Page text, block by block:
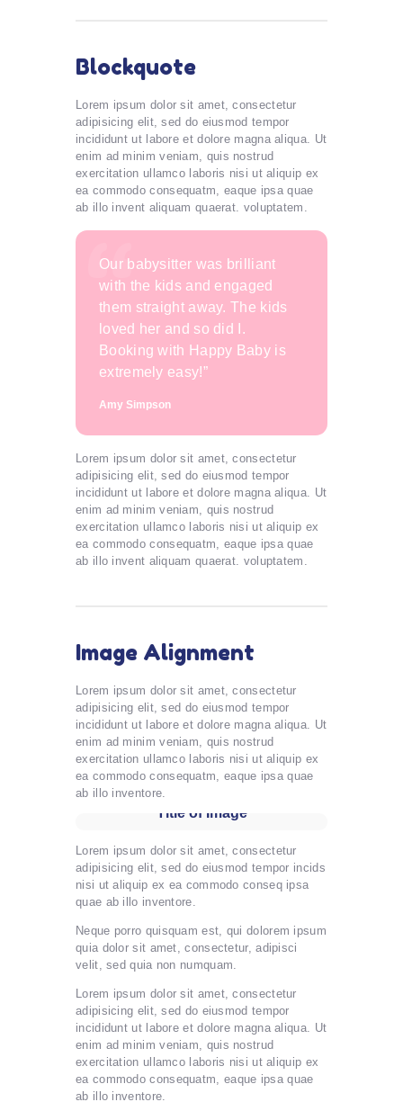
Blockquote
Lorem ipsum dolor sit amet, consectetur
adipisicing elit, sed do eiusmod tempor
incididunt ut labore et dolore magna aliqua. Ut
enim ad minim veniam, quis nostrud
exercitation ullamco laboris nisi ut aliquip ex
ea commodo consequatm, eaque ipsa quae
ab illo invent aliquam quaerat. voluptatem.
Our babysitter was brilliant
with the kids and engaged
them straight away. The kids
loved her and so did I.
Booking with Happy Baby is
extremely easy!”
Amy Simpson
Lorem ipsum dolor sit amet, consectetur
adipisicing elit, sed do eiusmod tempor
incididunt ut labore et dolore magna aliqua. Ut
enim ad minim veniam, quis nostrud
exercitation ullamco laboris nisi ut aliquip ex
ea commodo consequatm, eaque ipsa quae
ab illo invent aliquam quaerat. voluptatem.
Image Alignment
Lorem ipsum dolor sit amet, consectetur
adipisicing elit, sed do eiusmod tempor
incididunt ut labore et dolore magna aliqua. Ut
enim ad minim veniam, quis nostrud
exercitation ullamco laboris nisi ut aliquip ex
ea commodo consequatm, eaque ipsa quae
ab illo inventore.
Title of Image
Lorem ipsum dolor sit amet, consectetur
adipisicing elit, sed do eiusmod tempor incids
nisi ut aliquip ex ea commodo conseq ipsa
quae ab illo inventore.
Neque porro quisquam est, qui dolorem ipsum
quia dolor sit amet, consectetur, adipisci
velit, sed quia non numquam.
Lorem ipsum dolor sit amet, consectetur
adipisicing elit, sed do eiusmod tempor
incididunt ut labore et dolore magna aliqua. Ut
enim ad minim veniam, quis nostrud
exercitation ullamco laboris nisi ut aliquip ex
ea commodo consequatm, eaque ipsa quae
ab illo inventore.